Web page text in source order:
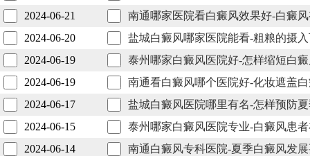
2024-06-21
南通哪家医院看白癜风效果好-白癜
2024-06-20
盐城白癜风哪家医院能看-粗粮的摄
2024-06-19
泰州哪家白癜风医院好-怎样缩短白
2024-06-19
南通看白癜风哪个医院好-化妆遮盖
2024-06-17
盐城白癜风医院哪里有名-怎样预防
2024-06-15
泰州哪家白癜风医院专业-白癜风患
2024-06-14
南通白癜风专科医院-夏季白癜风发